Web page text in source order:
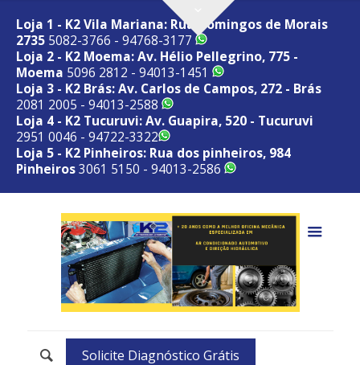
Loja 1 - K2 Vila Mariana: Rua Domingos de Morais
2735 5082-3766 - 94768-3177
Loja 2 - K2 Moema: Av. Hélio Pellegrino, 775 -
Moema 5096 2812 - 94013-1451
Loja 3 - K2 Brás: Av. Carlos de Campos, 272 - Brás
2081 2005 - 94013-2588
Loja 4 - K2 Tucuruvi: Av. Guapira, 520 - Tucuruvi
2951 0046 - 94722-3322
Loja 5 - K2 Pinheiros: Rua dos pinheiros, 984
Pinheiros3061 5150 - 94013-2586
Solicite Diagnóstico Grátis